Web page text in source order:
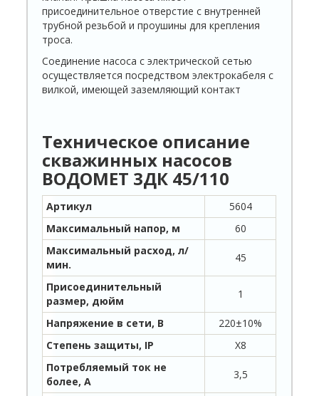
присоединительное отверстие с внутренней
трубной резьбой и проушины для крепления
троса.
Соединение насоса с электрической сетью
осуществляется посредством электрокабеля с
вилкой, имеющей заземляющий контакт
Техническое описание
скважинных насосов
ВОДОМЕТ 3ДК 45/110
Артикул
5604
Максимальный напор, м
60
Максимальный расход, л/
мин.
45
Присоединительный
размер, дюйм
1
Напряжение в сети, В
220±10%
Степень защиты, IP
X8
Потребляемый ток не
более, А
3,5